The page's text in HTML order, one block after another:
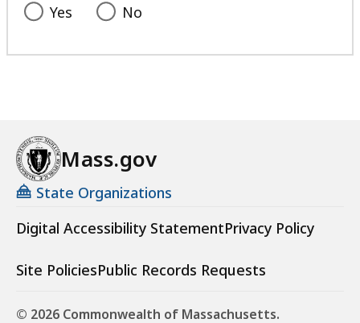
Yes No
Mass.gov
State Organizations
Digital Accessibility StatementPrivacy Policy
Site PoliciesPublic Records Requests
© 2026 Commonwealth of Massachusetts.